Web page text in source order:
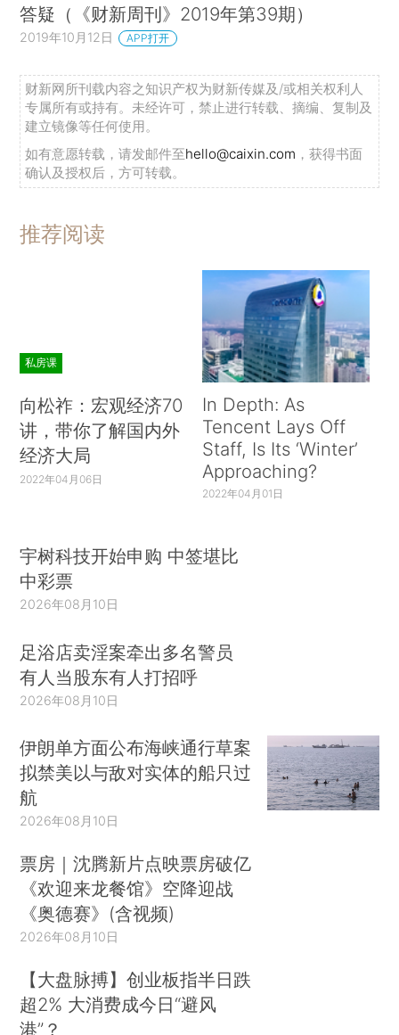
答疑（《财新周刊》2019年第39期）
2019年10月12日 APP打开
财新网所刊载内容之知识产权为财新传媒及/或相关权利人
专属所有或持有。未经许可，禁止进行转载、摘编、复制及
建立镜像等任何使用。
如有意愿转载，请发邮件至hello@caixin.com ，获得书面
确认及授权后，方可转载。
推荐阅读
私房课
向松祚：宏观经济70
讲，带你了解国内外
经济大局
2022年04月06日
In Depth: As
Tencent Lays Off
Staff, Is Its ‘Winter’
Approaching?
2022年04月01日
宇树科技开始申购 中签堪比
中彩票
2026年08月10日
足浴店卖淫案牵出多名警员
有人当股东有人打招呼
2026年08月10日
伊朗单方面公布海峡通行草案
拟禁美以与敌对实体的船只过
航
2026年08月10日
票房｜沈腾新片点映票房破亿
《欢迎来龙餐馆》空降迎战
《奥德赛》(含视频)
2026年08月10日
【大盘脉搏】创业板指半日跌
超2% 大消费成今日“避风
港”？